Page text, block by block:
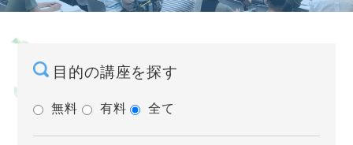
目的の講座を探す
無料 有料 全て